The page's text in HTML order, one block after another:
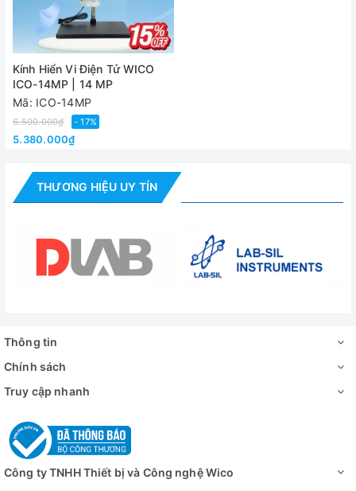
01 đèn LED ring
01 dây cắm USB
Video - Hình ảnh
Kính Hiển Vi Điện Tử WICO
ICO-14MP | 14 MP
Mã: ICO-14MP
6.500.000₫ - 17%
5.380.000₫
THƯƠNG HIỆU UY TÍN
Thông tin
Chính sách
Truy cập nhanh
Công ty TNHH Thiết bị và Công nghệ Wico